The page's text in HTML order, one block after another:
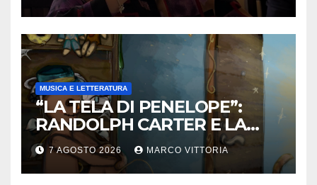
MUSICA E LETTERATURA
“LA TELA DI PENELOPE”:
RANDOLPH CARTER E LA
ROTTURA CHE DIVENTA
LIBERTÀ
7 AGOSTO 2026 MARCO VITTORIA